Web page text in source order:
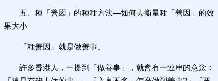
五、種「善因」的種種方法—如何去衡量種「善因」的效
果大小
「種善因」就是做善事。
許多香港人，一提到「做善事」，就會有一連串的意念：